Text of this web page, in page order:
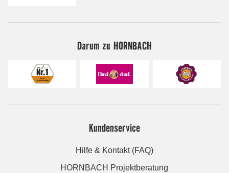
Darum zu HORNBACH
Kundenservice
Hilfe & Kontakt (FAQ)
HORNBACH Projektberatung